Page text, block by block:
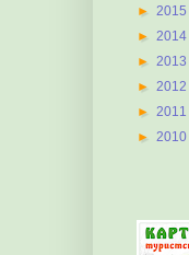
► 2015
► 2014
► 2013
► 2012
► 2011
► 2010